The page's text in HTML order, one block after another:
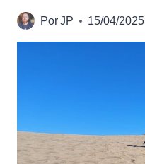
PorJP 15/04/2025